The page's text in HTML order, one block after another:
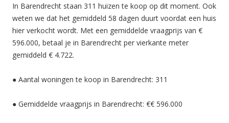
In Barendrecht staan 311 huizen te koop op dit moment. Ook
weten we dat het gemiddeld 58 dagen duurt voordat een huis
hier verkocht wordt. Met een gemiddelde vraagprijs van €
596.000, betaal je in Barendrecht per vierkante meter
gemiddeld € 4.722.
● Aantal woningen te koop in Barendrecht: 311
● Gemiddelde vraagprijs in Barendrecht: €€ 596.000